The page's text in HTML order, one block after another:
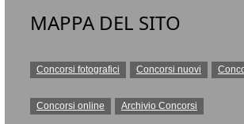
MAPPA DEL SITO
Concorsi fotografici Concorsi nuovi
Concorsi online Archivio Concorsi